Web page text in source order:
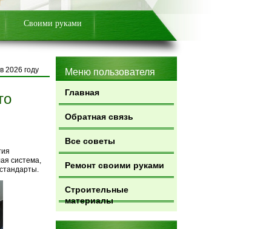
Своими руками
Меню пользователя
Главная
Обратная связь
Все советы
Ремонт своими руками
Строительные
материалы
2026 году
система,